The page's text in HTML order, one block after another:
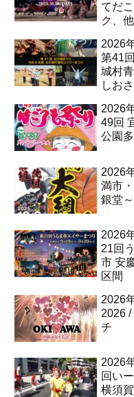
てだ
ク、他
2026
第41
城村青年
しお
2026
49回
公園
2026
満市
銀堂
2026
21回
市 安
区間
2026
2026
チ
2026
回い
横須